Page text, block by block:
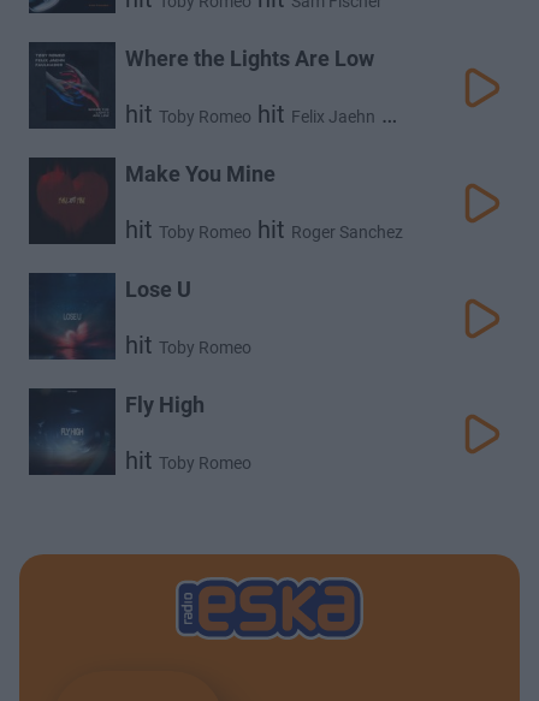
Where the Lights Are Low
hit Toby Romeo hit Felix Jaehn hit
Make You Mine
hit Toby Romeo hit Roger Sanchez
Lose U
hit Toby Romeo
Fly High
hit Toby Romeo